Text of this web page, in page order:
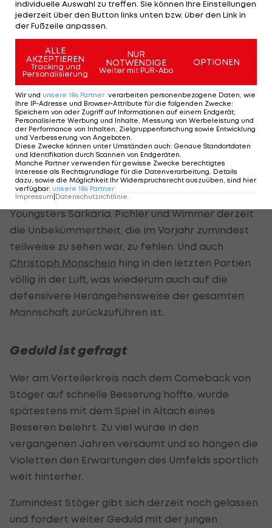
Torerfolg. Einzig bei der Niederlage vergangene
Woche in Hartberg durfte man über ein Tor jubeln.
"Wenn der Gegner das gut macht und gut
organisiert, dann können wir auch nicht davon
ausgehen, dass wir 10, 15 Torchancen haben",
sprach der Austria-Übungsleiter Klartext. "Einige
wenige, da musst du was verwerten, dann kriegst
du mehr Raum", prangerte Stöger außerdem eine
mangelhafte Chancenverwertung seiner Kicker
an.
Tatsächlich scheint der Offensivreihe um die
Youngsters Sarkaria, Pichler und Wimmer derzeit
die Unbekümmertheit, die im Vorjahr zumindest
teilweise zu sehen war, zu fehlen. Und auch
Christoph Monschein hing in den letzten Partien
völlig in der Luft, was wiederum auch auf die
defensivere Herangehensweise der gesamten
Mannschaft zurückzuführen ist.
Geduld ist gefragt
Wer am Verteilerkreis nach dem Comeback von
Stöger auf schnelle Besserung hoffte, wurde
spätestens mit dem Spiel in Altach eines
Besseren belehrt. Zu viel wurde in den
vergangenen Jahren versäumt und so hängen die
Violetten den Erwartungen des Umfelds sportlich
weit hinterher.
Zumindest Stöger gibt sich derzeit noch gelassen
und fordert weiter Geduld mit der jungen
individuelle Auswahl zu treffen. Sie können Ihre Einstellungen
jederzeit über den Button links unten bzw. über den Link in
der Fußzeile anpassen.
ALLE
AKZEPTIEREN
Tracking und
Personalisierung
NUR
NOTWENDIGE
Weiter mit PUR-Abo
OPTIONEN
Wir und unsere 186 Partner verarbeiten personenbezogene Daten, wie
Ihre IP-Adresse und Browser-Attribute für die folgenden Zwecke:
Speichern von oder Zugriff auf Informationen auf einem Endgerät;
Personalisierte Werbung und Inhalte, Messung von Werbeleistung und
der Performance von Inhalten, Zielgruppenforschung sowie Entwicklung
und Verbesserung von Angeboten.
Diese Zwecke können unter Umständen auch: Genaue Standortdaten
und Identifikation durch Scannen von Endgeräten.
Manche Partner verwenden für gewisse Zwecke berechtigtes
Interesse als Rechtsgrundlage für die Datenverarbeitung. Details
dazu, sowie die Möglichkeit Ihr Widerspruchsrecht auszuüben, sind hier
verfügbar: unsere 186 Partner
Impressum Datenschutzrichtlinie